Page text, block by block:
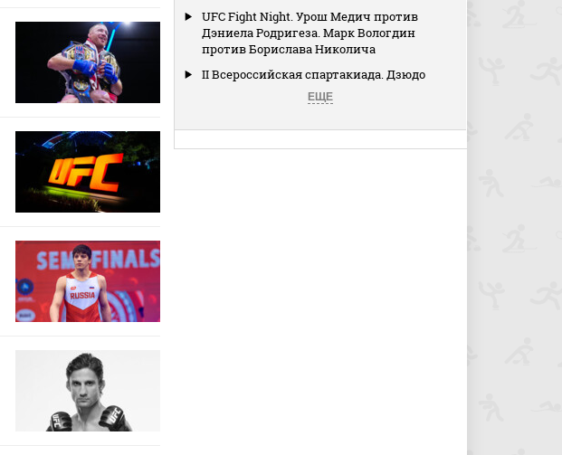
UFC Fight Night. Урош Медич против
Дэниела Родригеза. Марк Вологдин
против Борислава Николича
II Всероссийская спартакиада. Дзюдо
ЕЩЕ